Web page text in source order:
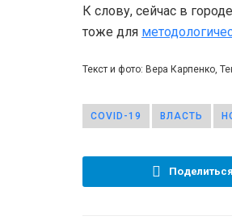
К слову, сейчас в
тоже для
Текст и фото: Вера Карпенко,
COVID-19 ВЛАСТЬ